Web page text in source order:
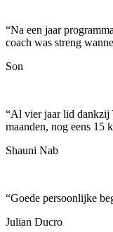
“Na een jaar
coach was streng
Son
“Al vier jaar lid dankzij
maanden, nog eens 15
Shauni Nab
“Goede persoonlijke
Julian Ducro